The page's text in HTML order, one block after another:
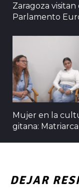
Zaragoza visitan
Parlamento
Mujer en la
gitana: Matriarca
DEJAR